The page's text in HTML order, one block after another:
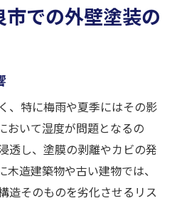
での外壁塗装の
、特に梅雨や夏季にはその影
おいて湿度が問題となるの
透し、塗膜の剥離やカビの発
造建築物や古い建物では、
造そのものを劣化させるリス